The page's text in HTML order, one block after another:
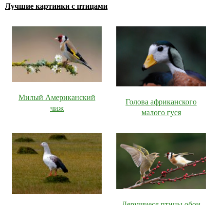
Лучшие картинки с птицами
Милый Американский
чиж
Голова африканского
малого гуся